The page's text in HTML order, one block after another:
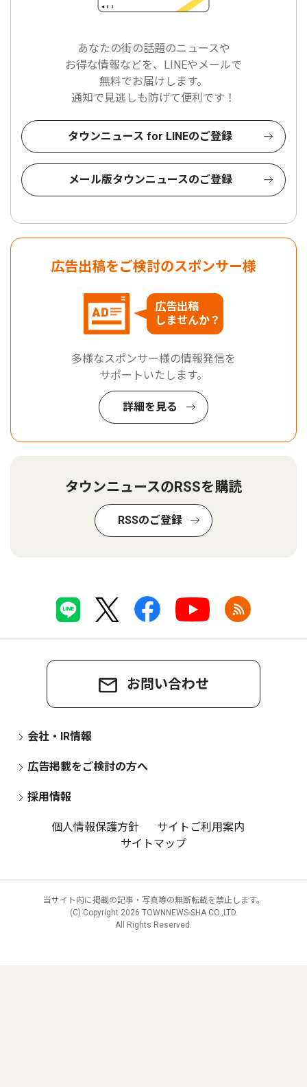
あなたの街の話題のニュースや
お得な情報などを、LINEやメールで
無料でお届けします。
通知で見逃しも防げて便利です！
タウンニュース for LINEのご登録
メール版タウンニュースのご登録
広告出稿をご検討のスポンサー様
広告出稿
しませんか？
多様なスポンサー様の情報発信を
サポートいたします。
詳細を見る
タウンニュースのRSSを購読
RSSのご登録
お問い合わせ
会社・IR情報
広告掲載をご検討の方へ
採用情報
個人情報保護方針
サイトご利用案内
サイトマップ
当サイト内に掲載の記事・写真等の無断転載を禁止します。
(C) Copyright 2026 TOWNNEWS-SHA CO.,LTD.
All Rights Reserved.